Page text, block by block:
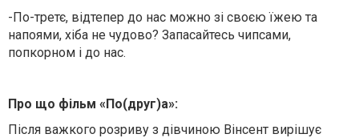
-По-третє, відтепер до нас можно зі своєю їжею та
напоями, хіба не чудово? Запасайтесь чипсами,
попкорном і до нас.
Про що фільм «По(друг)а»:
Після важкого розриву з дівчиною Вінсент вирішує